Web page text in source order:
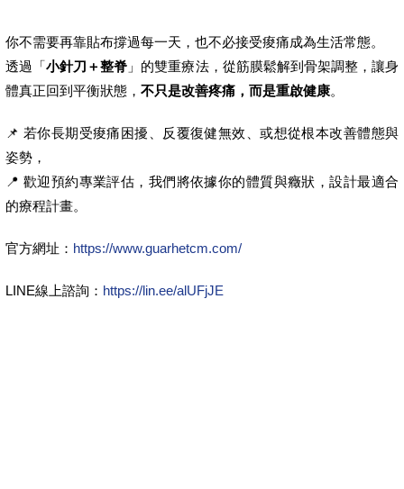
你不需要再靠貼布撐過每一天，也不必接受痠痛成為生活常態。
透過「小針刀＋整脊 」的雙重療法，從筋膜鬆解到骨架調整，讓身
體真正回到平衡狀態， 不只是改善疼痛，而是重啟健康。
📌 若你長期受痠痛困擾、反覆復健無效、或想從根本改善體態與
姿勢，
📍 歡迎預約專業評估，我們將依據你的體質與癥狀，設計最適合
的療程計畫。
官方網址： https://www.guarhetcm.com/
LINE線上諮詢： https://lin.ee/alUFjJE